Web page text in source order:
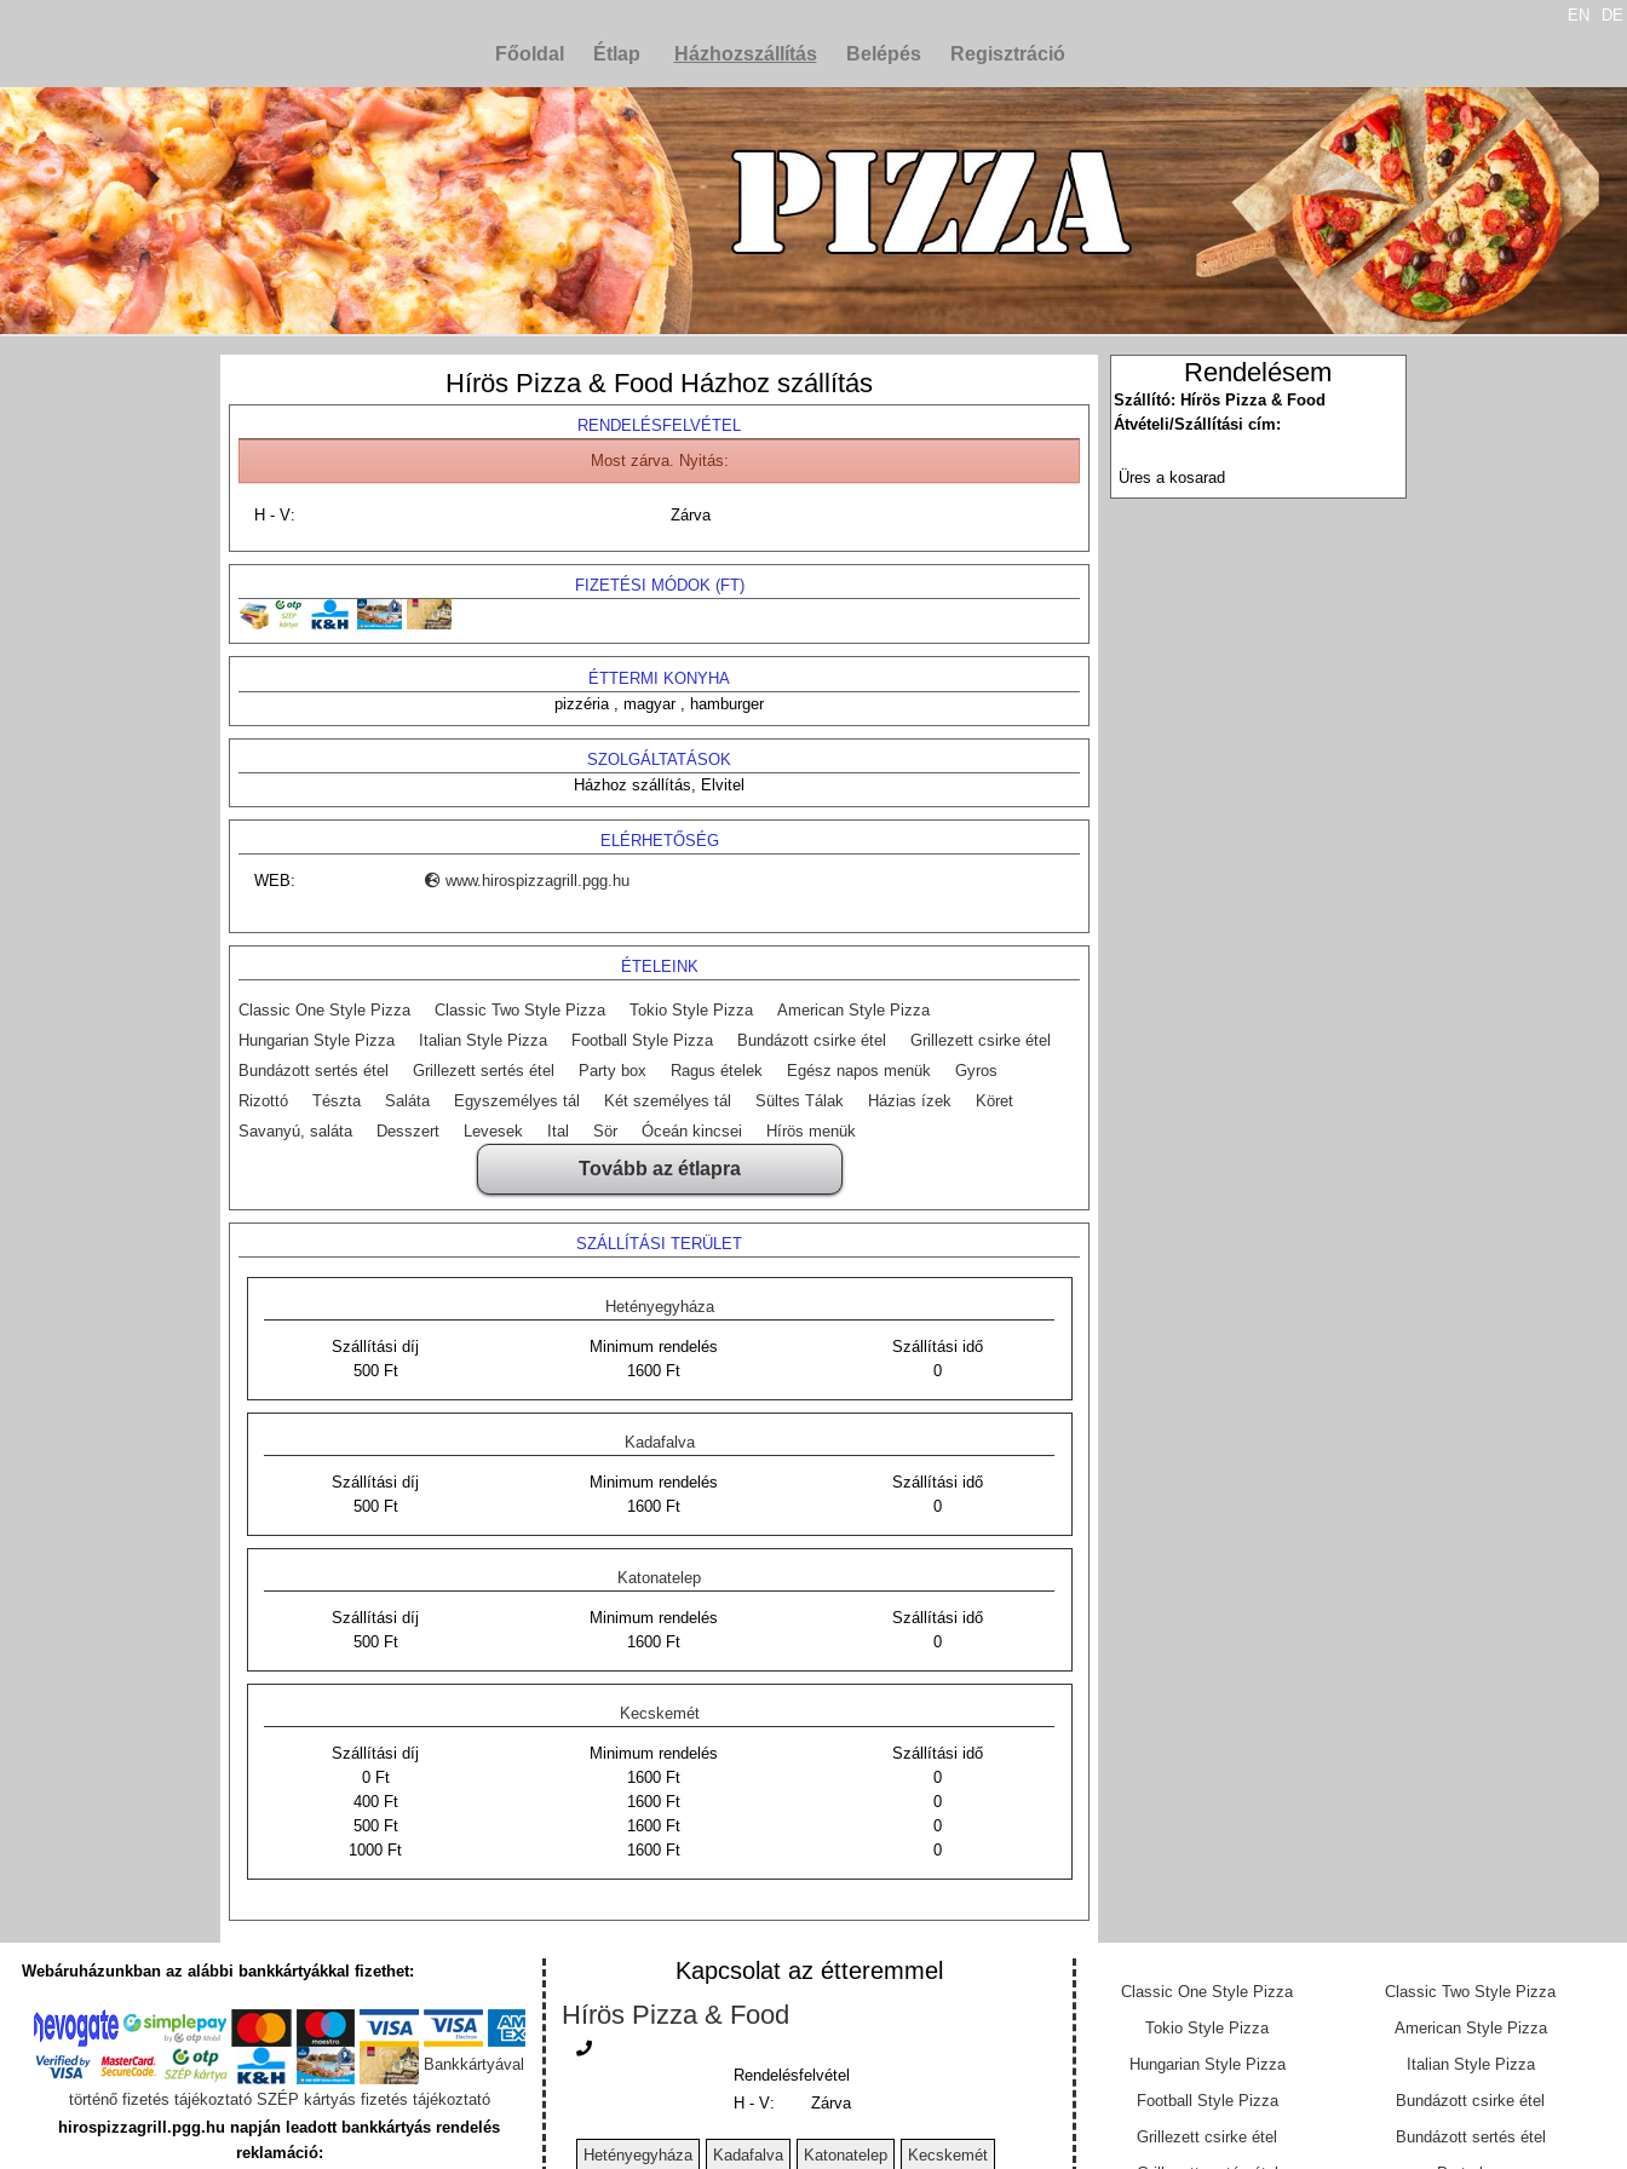
EN DE
Főoldal Étlap Házhozszállítás Belépés Regisztráció
Hírös Pizza & Food Házhoz szállítás
RENDELÉSFELVÉTEL
Most zárva. Nyitás:
H - V: Zárva
FIZETÉSI MÓDOK (FT)
ÉTTERMI KONYHA
pizzéria , magyar , hamburger
SZOLGÁLTATÁSOK
Házhoz szállítás, Elvitel
ELÉRHETŐSÉG
WEB: www.hirospizzagrill.pgg.hu
ÉTELEINK
Classic One Style Pizza Classic Two Style Pizza Tokio Style Pizza
American Style Pizza
Hungarian Style Pizza
Italian Style Pizza Football Style Pizza Bundázott csirke étel
Grillezett csirke étel
Bundázott sertés étel
Grillezett sertés étel Party box Ragus ételek Egész napos menük
Gyros
Rizottó
Tészta Saláta Egyszemélyes tál Két személyes tál Sültes Tálak Házias ízek
Köret
Savanyú, saláta
Desszert Levesek Ital Sör Óceán kincsei Hírös menük
Tovább az étlapra
SZÁLLÍTÁSI TERÜLET
Hetényegyháza
Szállítási díj Minimum rendelés
Szállítási idő
500 Ft
1600 Ft 0
Kadafalva
Szállítási díj Minimum rendelés
Szállítási idő
500 Ft
1600 Ft 0
Katonatelep
Szállítási díj Minimum rendelés
Szállítási idő
500 Ft
1600 Ft 0
Kecskemét
Szállítási díj Minimum rendelés
Szállítási idő
0 Ft
1600 Ft
0
400 Ft
1600 Ft
0
500 Ft
1600 Ft
0
1000 Ft
1600 Ft 0
Rendelésem
Szállító: Hírös Pizza & Food
Átvételi/Szállítási cím:
Üres a kosarad
Webáruházunkban az alábbi bankkártyákkal fizethet:
Bankkártyával
történő fizetés tájékoztató SZÉP kártyás fizetés tájékoztató
hirospizzagrill.pgg.hu napján leadott bankkártyás rendelés
reklamáció:
Kapcsolat az étteremmel
Hírös Pizza & Food
Rendelésfelvétel
H - V:
Zárva
Hetényegyháza Kadafalva Katonatelep Kecskemét
Classic One Style Pizza
Classic Two Style Pizza
Tokio Style Pizza
American Style Pizza
Hungarian Style Pizza
Italian Style Pizza
Football Style Pizza
Bundázott csirke étel
Grillezett csirke étel
Bundázott sertés étel